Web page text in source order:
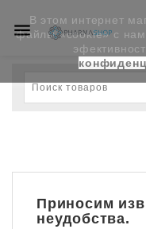

Приносим
неудобства.
В этом интернет
файлы «cookie» с